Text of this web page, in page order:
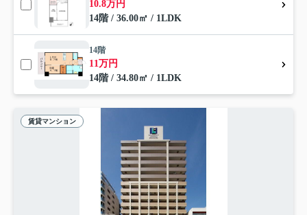
10.8万円
14階 / 36.00㎡ / 1LDK
14階
11万円
14階 / 34.80㎡ / 1LDK
賃貸マンション